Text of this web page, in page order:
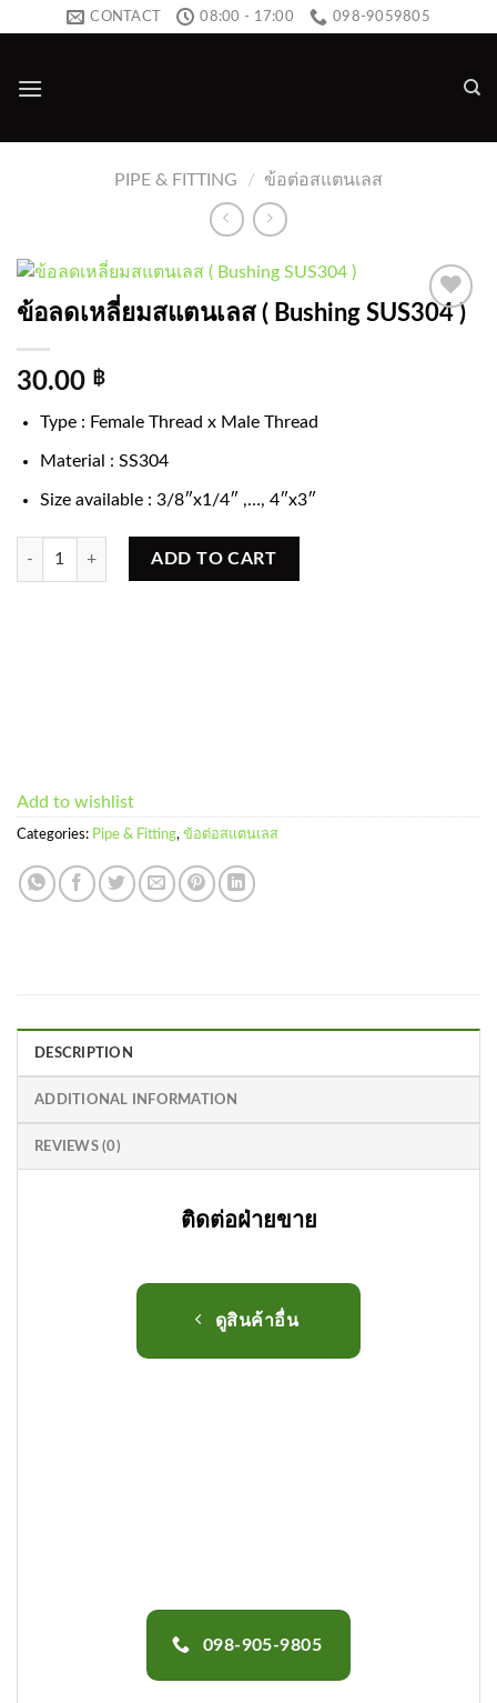
CONTACT 08:00 - 17:00 098-9059805
PIPE & FITTING / ข้อต่อสแตนเลส
Add to
ข้อลดเหลี่ยมสแตนเลส ( Bushing SUS304 )
30.00 ฿
Type : Female Thread x Male Thread
Material : SS304
Size available : 3/8″x1/4″ ,…, 4″x3″
ข้อลดเหลี่ยมสแตนเลส ( Bushing SUS304 ) quantity
ADD TO CART
Add to wishlist
Categories: Pipe & Fitting, ข้อต่อสแตนเลส
DESCRIPTION
ADDITIONAL INFORMATION
REVIEWS (0)
ติดต่อฝ่ายขาย
ดูสินค้าอื่น
098-905-9805